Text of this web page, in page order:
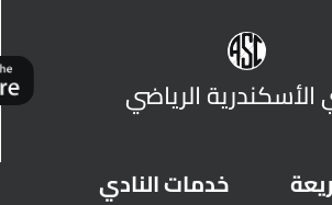
الأسكندرية الرياضي
خدمات النادي